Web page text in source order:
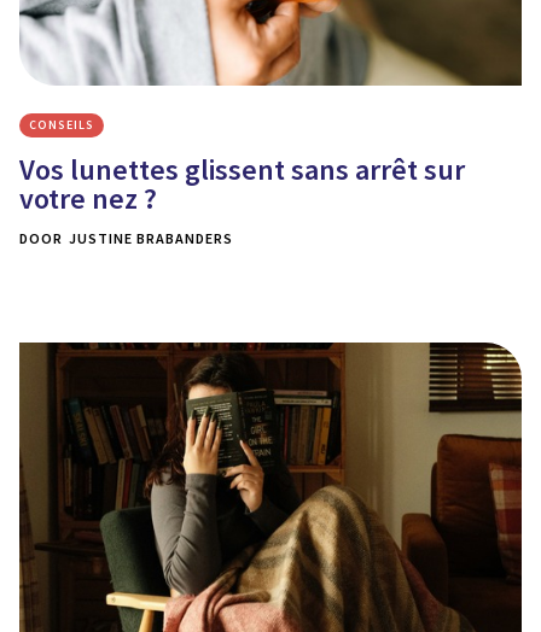
CONSEILS
Vos lunettes glissent sans arrêt sur
votre nez ?
DOOR JUSTINE BRABANDERS